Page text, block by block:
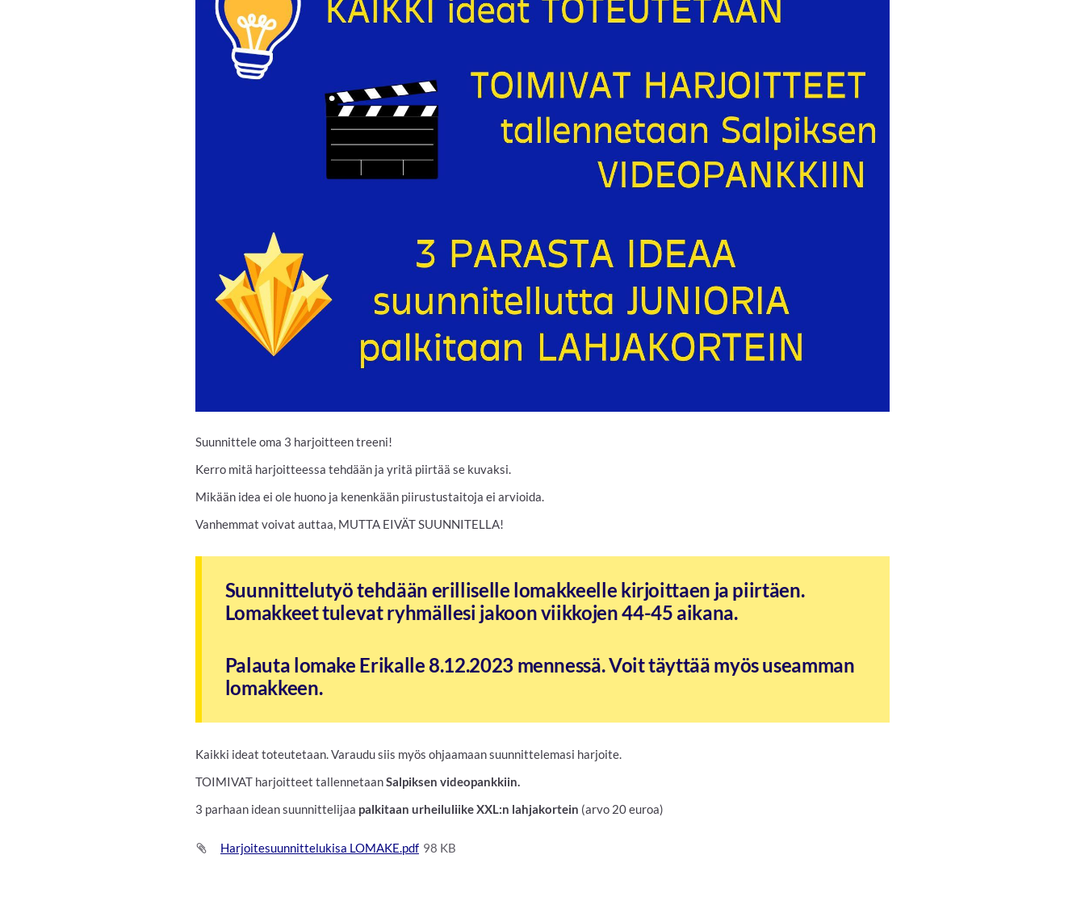
Suunnittele oma 3 harjoitteen treeni!
Kerro mitä harjoitteessa tehdään ja yritä piirtää se kuvaksi.
Mikään idea ei ole huono ja kenenkään piirustustaitoja ei arvioida.
Vanhemmat voivat auttaa, MUTTA EIVÄT SUUNNITELLA!
Suunnittelutyö tehdään erilliselle lomakkeelle kirjoittaen ja piirtäen.
Lomakkeet tulevat ryhmällesi jakoon viikkojen 44-45 aikana.
Palauta lomake Erikalle 8.12.2023 mennessä.Voit täyttää myös useamman
lomakkeen.
Kaikki ideat toteutetaan. Varaudu siis myös ohjaamaan suunnittelemasi harjoite.
TOIMIVAT harjoitteet tallennetaanSalpiksen videopankkiin.
3 parhaan idean suunnittelijaa palkitaan urheiluliike XXL:n lahjakortein (arvo 20 euroa)
Harjoitesuunnittelukisa LOMAKE.pdf 98 KB